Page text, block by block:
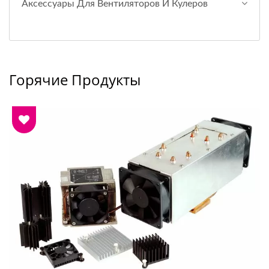
Аксессуары Для Вентиляторов И Кулеров
Горячие Продукты